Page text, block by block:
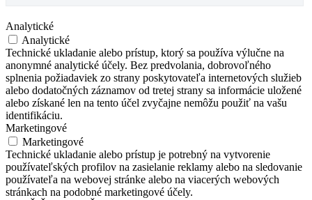
Analytické
Analytické
Technické ukladanie alebo prístup, ktorý sa používa výlučne na
anonymné analytické účely. Bez predvolania, dobrovoľného
splnenia požiadaviek zo strany poskytovateľa internetových služieb
alebo dodatočných záznamov od tretej strany sa informácie uložené
alebo získané len na tento účel zvyčajne nemôžu použiť na vašu
identifikáciu.
Marketingové
Marketingové
Technické ukladanie alebo prístup je potrebný na vytvorenie
používateľských profilov na zasielanie reklamy alebo na sledovanie
používateľa na webovej stránke alebo na viacerých webových
stránkach na podobné marketingové účely.